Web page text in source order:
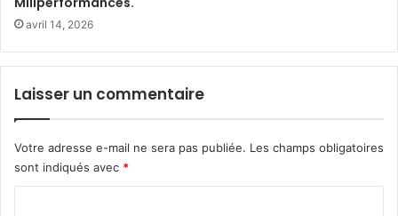
avril 14, 2026
Laisser un commentaire
Votre adresse e-mail ne sera pas publiée. Les champs obligatoires
sont indiqués avec *